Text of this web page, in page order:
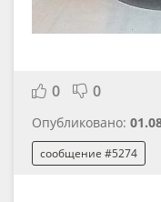
0 0
Опубликовано:
сообщение #5274